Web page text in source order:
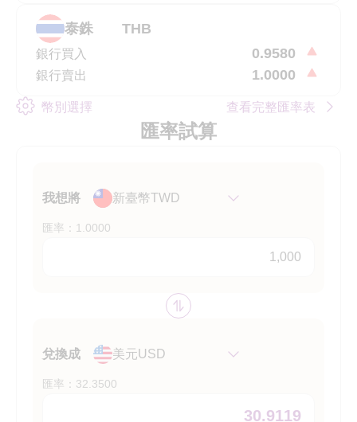
泰銖 THB
銀行買入 0.9580
銀行賣出 1.0000
幣別選擇 查看完整匯率表
匯率試算
我想將 新臺幣TWD
匯率：1.0000
幣別互換
兌換成 美元USD
匯率：32.3500